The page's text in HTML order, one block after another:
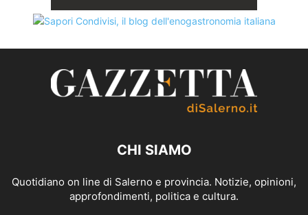
CHI SIAMO
Quotidiano on line di Salerno e provincia. Notizie, opinioni,
approfondimenti, politica e cultura.